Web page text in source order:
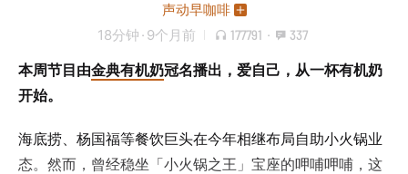
声动早咖啡
18分钟 · 9个月前 177791 · 337
本周节目由金典有机奶冠名播出，爱自己，从一杯有机奶
开始。
海底捞、杨国福等餐饮巨头在今年相继布局自助小火锅业
态。然而，曾经稳坐「小火锅之王」宝座的呷哺呷哺，这